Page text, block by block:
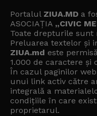
Portalul ZIUA.MD a
ASOCIAȚIA „CIVIC
Toate drepturile sunt
Preluarea textelor și
ZIUA.md este
1.000 de caractere și
În cazul paginilor
unui link activ către
integrală a
condițiile în care
proprietarul.